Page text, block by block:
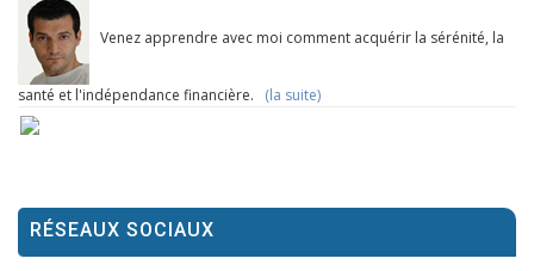
Venez apprendre avec moi comment acquérir la sérénité, la
santé et l'indépendance financière. (la suite)
RÉSEAUX SOCIAUX